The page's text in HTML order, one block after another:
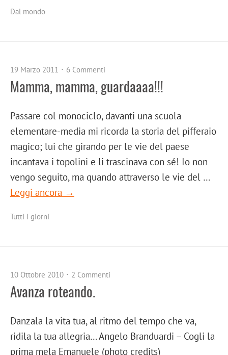
Dal mondo
19 Marzo 2011 6 Commenti
Mamma, mamma, guardaaaa!!!
Passare col monociclo, davanti una scuola
elementare-media mi ricorda la storia del pifferaio
magico; lui che girando per le vie del paese
incantava i topolini e li trascinava con sé! Io non
vengo seguito, ma quando attraverso le vie del …
Leggi ancora →
Tutti i giorni
10 Ottobre 2010 2 Commenti
Avanza roteando.
Danzala la vita tua, al ritmo del tempo che va,
ridila la tua allegria… Angelo Branduardi – Cogli la
prima mela Emanuele (photo credits)